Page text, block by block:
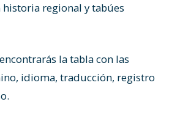
historia regional y tabúes
la tabla con las
idioma, traducción, registro